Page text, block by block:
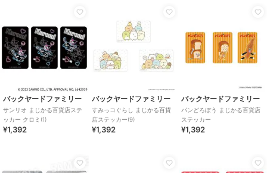
バックヤードファミリー
サンリオ まじかる百貨店ステ
ッカー クロミ(1)
¥1,392
バックヤードファミリー
すみっコぐらし まじかる百貨
店ステッカー(9)
¥1,392
バックヤードファミリー
パンどろぼう まじかる百貨店
ステッカー
¥1,392